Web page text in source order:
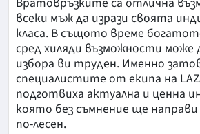
всеки мъж да изрази своята
класа. В същото време
сред хиляди възможности може
избора ви труден. Именно
специалистите от екипа на
подготвиха актуална и ценна
която без съмнение ще
по-лесен.